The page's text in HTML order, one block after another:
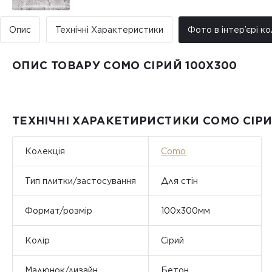
Опис Технічні Характеристики Фото в інтер’єрі
ОПИС ТОВАРУ COMO СІРИЙ 100X300
ТЕХНІЧНІ ХАРАКЕТИРИСТИКИ COMO
Колекція Como
Тип плитки/застосування Для стін
Формат/розмір 100x300мм
Колір Сірий